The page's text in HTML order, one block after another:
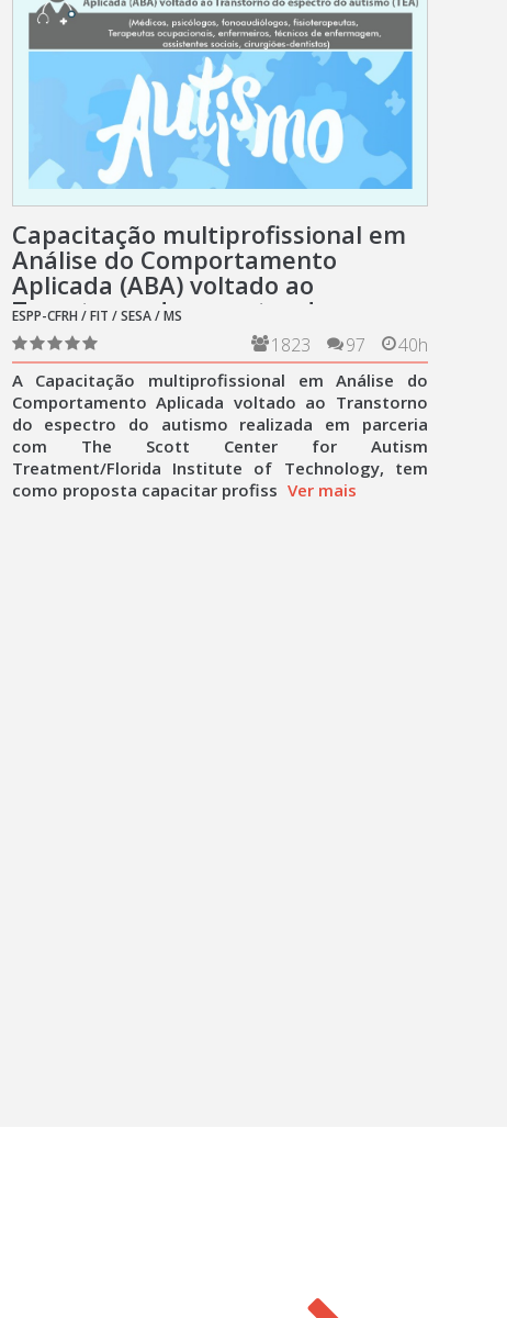
Capacitação multiprofissional em
Análise do Comportamento
Aplicada (ABA) voltado ao
Transtorno do espectro do
autismo (TEA)
ESPP-CFRH / FIT / SESA / MS
40h
97
1823
A Capacitação multiprofissional em Análise do
Comportamento Aplicada voltado ao Transtorno
do espectro do autismo realizada em parceria
com The Scott Center for Autism
Treatment/Florida Institute of Technology, tem
como proposta capacitar profiss Ver mais